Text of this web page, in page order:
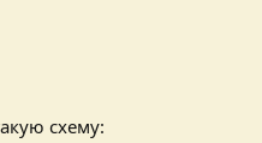
схему: